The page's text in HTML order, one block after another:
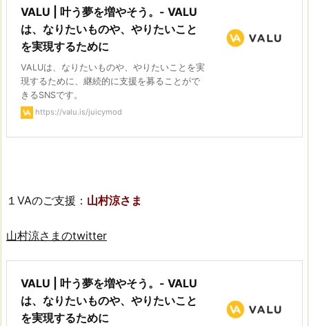
VALU | 叶う夢を増やそう。- VALU
は、なりたいものや、やりたいこと
を実現するために
VALUは、なりたいものや、やりたいことを実
現するために、継続的に支援を募ることがで
きるSNSです。
https://valu.is/juicymod
１VAのご支援： 山村涼さま
山村涼さまのtwitter
VALU | 叶う夢を増やそう。- VALU
は、なりたいものや、やりたいこと
を実現するために